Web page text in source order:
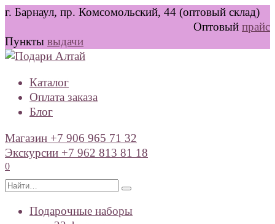
Перейти
содержанию
г. Барнаул, пр. Комсомольский, 44 (оптовый склад)
Оптовый прайс
Пункты выдачи
Каталог
Оплата заказа
Блог
Магазин +7 906 965 71 32
Экскурсии +7 962 813 81 18
0
Search
Подарочные наборы